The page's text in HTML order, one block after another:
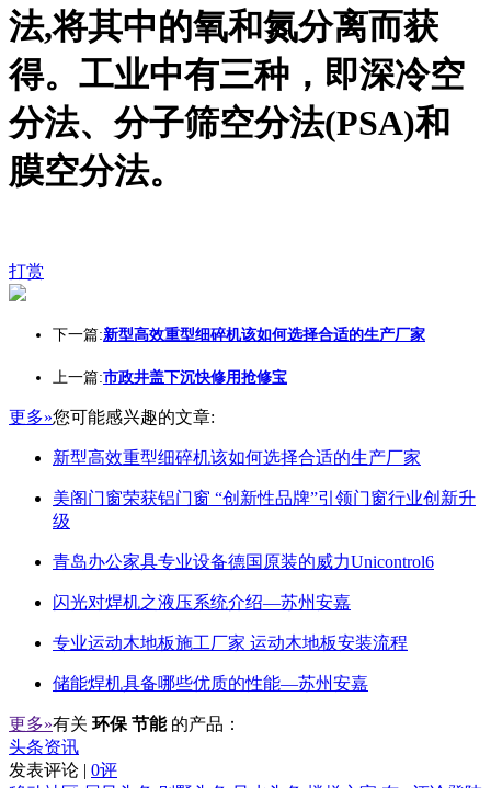
法,将其中的氧和氮分离而获
得。工业中有三种，即深冷空
分法、分子筛空分法(PSA)和
膜空分法。
打赏
下一篇:新型高效重型细碎机该如何选择合适的生产厂家
上一篇:市政井盖下沉快修用抢修宝
更多»您可能感兴趣的文章:
新型高效重型细碎机该如何选择合适的生产厂家
美阁门窗荣获铝门窗 “创新性品牌”引领门窗行业创新升
级
青岛办公家具专业设备德国原装的威力Unicontrol6
闪光对焊机之液压系统介绍—苏州安嘉
专业运动木地板施工厂家 运动木地板安装流程
储能焊机具备哪些优质的性能—苏州安嘉
更多»有关 环保 节能 的产品：
头条资讯
发表评论 | 0评